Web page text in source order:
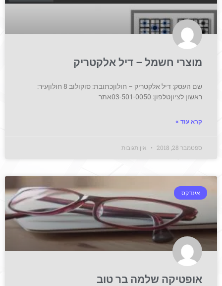
מוצרי חשמל – דיל אלקטריק
שם העסק: דיל אלקטריק – חולוןכתובת: סוקולוב 8 חולוןעיר:
ראשון לציוןטלפון: 03-501-0050אתר
קרא עוד »
ספטמבר 28, 2018 אין תגובות
אינדקס
אופטיקה שלמה בר טוב